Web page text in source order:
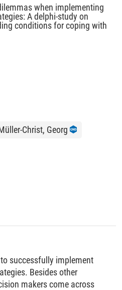
when implementing
A delphi-study on
conditions for coping with
Christ, Georg
successfully implement
Besides other
makers come across